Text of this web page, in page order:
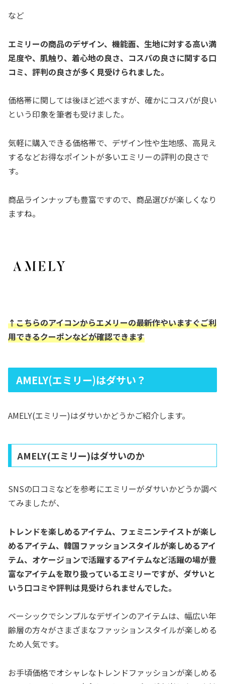
など
エミリーの商品のデザイン、機能面、生地に対する高い満
足度や、肌触り、着心地の良さ、コスパの良さに関する口
コミ、評判の良さが多く見受けられました。
価格帯に関しては後ほど述べますが、確かにコスパが良い
という印象を筆者も受けました。
気軽に購入できる価格帯で、デザイン性や生地感、高見え
するなどお得なポイントが多いエミリーの評判の良さで
す。
商品ラインナップも豊富ですので、商品選びが楽しくなり
ますね。
↑こちらのアイコンからエメリーの最新作やいますぐご利
用できるクーポンなどが確認できます
AMELY(エミリー)はダサい？
AMELY(エミリー)はダサいかどうかご紹介します。
AMELY(エミリー)はダサいのか
SNSの口コミなどを参考にエミリーがダサいかどうか調べ
てみましたが、
トレンドを楽しめるアイテム、フェミニンテイストが楽し
めるアイテム、韓国ファッションスタイルが楽しめるアイ
テム、オケージョンで活躍するアイテムなど活躍の場が豊
富なアイテムを取り扱っているエミリーですが、ダサいと
いう口コミや評判は見受けられませんでした。
ベーシックでシンプルなデザインのアイテムは、幅広い年
齢層の方々がさまざまなファッションスタイルが楽しめる
ため人気です。
お手頃価格でオシャレなトレンドファッションが楽しめる